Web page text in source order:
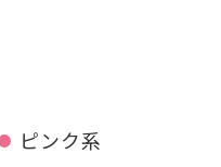
ピンク系